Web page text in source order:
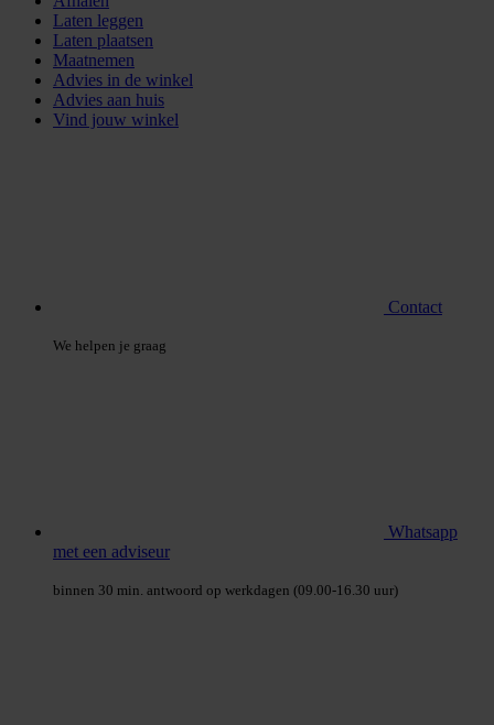
Laten leggen
Laten plaatsen
Maatnemen
Advies in de winkel
Advies aan huis
Vind jouw winkel
Contact
We helpen je graag
Whatsapp
met een adviseur
binnen 30 min. antwoord op werkdagen (09.00-16.30 uur)